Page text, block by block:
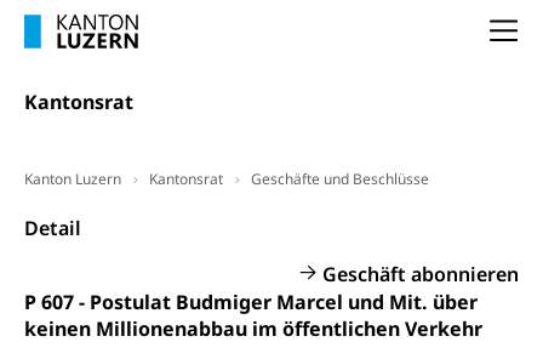
Kantonsrat
Kanton Luzern Kantonsrat Geschäfte und Beschlüsse
Detail
Geschäft abonnieren
P 607 - Postulat Budmiger Marcel und Mit. über
keinen Millionenabbau im öffentlichen Verkehr
Dienststelle Steuern - Wissenswertes
AHV-Altersrente (WAS Luzern)
LUPK - Luzerner Pensionskasse
Bildung und Forschung
Wissenschaft, Forschung, Entwicklung, Projekte
Pilotprojekte Klima
Innovative Projekte Landwirtschaft und
Wald
Erwachsenenbildung und Weiterbildung
Umschulung, zweiter Bildungsweg,
Nachdiplomstudium, Zusatzlehre, Höhere